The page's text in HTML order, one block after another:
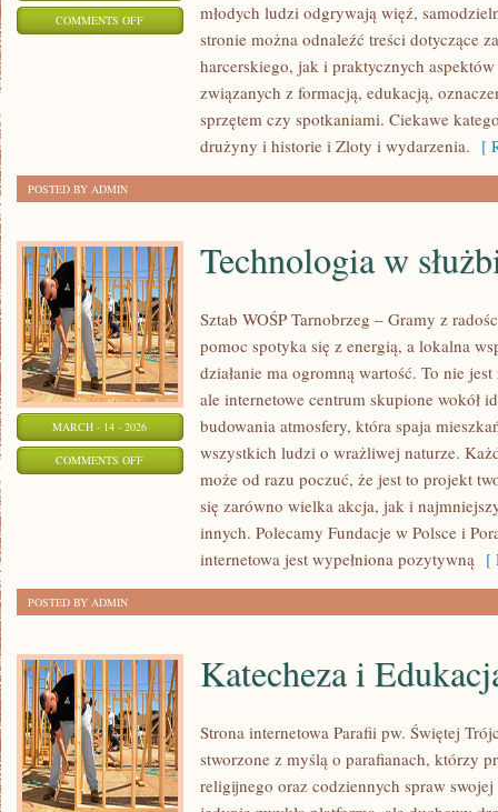
COMMENTS OFFON
INSTRUKTORZY
DRUŻYNOWI
młodych ludzi odgrywają więź,
stronie można odnaleźć treści dotyczące
harcerskiego, jak i praktycznych
związanych z formacją, edukacją,
sprzętem czy spotkaniami. Ciekawe
drużyny i historie i Zloty i wydarzenia. [
POSTED BY ADMIN
MARCH - 14 - 2026
COMMENTS OFFON
TECHNOLOGIA
Technologia w
Sztab WOŚP Tarnobrzeg – Gramy z
pomoc spotyka się z energią, a lokalna
działanie ma ogromną wartość. To nie
ale internetowe centrum skupione wokół
budowania atmosfery, która spaja
wszystkich ludzi o wrażliwej naturze.
może od razu poczuć, że jest to projekt
się zarówno wielka akcja, jak i
innych. Polecamy Fundacje w Polsce i
internetowa jest wypełniona pozytywną [
POSTED BY ADMIN
Katecheza i
Strona internetowa Parafii pw. Świętej
stworzone z myślą o parafianach, którzy
religijnego oraz codziennych spraw